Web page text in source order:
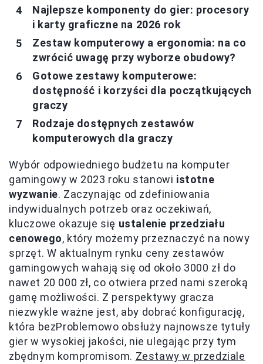
Najlepsze komponenty do gier: procesory
i karty graficzne na 2026 rok
Zestaw komputerowy a ergonomia: na co
zwrócić uwagę przy wyborze obudowy?
Gotowe zestawy komputerowe:
dostępność i korzyści dla początkujących
graczy
Rodzaje dostępnych zestawów
komputerowych dla graczy
Wybór odpowiedniego budżetu na komputer
gamingowy w 2023 roku stanowi istotne
wyzwanie. Zaczynając od zdefiniowania
indywidualnych potrzeb oraz oczekiwań,
kluczowe okazuje się ustalenie przedziału
cenowego, który możemy przeznaczyć na nowy
sprzęt. W aktualnym rynku ceny zestawów
gamingowych wahają się od około 3000 zł do
nawet 20 000 zł, co otwiera przed nami szeroką
gamę możliwości. Z perspektywy gracza
niezwykle ważne jest, aby dobrać konfigurację,
która bezProblemowo obsłuży najnowsze tytuły
gier w wysokiej jakości, nie ulegając przy tym
zbędnym kompromisom. Zestawy w przedziale